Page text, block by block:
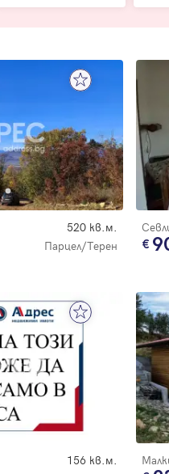
520 кв.м.
Парцел/Терен
156 кв.м.